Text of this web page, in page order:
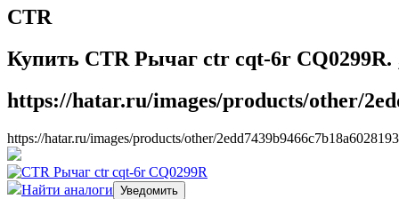
CTR
Купить CTR Рычаг ctr cqt-6r CQ0299R. ;
https://hatar.ru/images/products/other/
https://hatar.ru/images/products/other/
Найти аналоги